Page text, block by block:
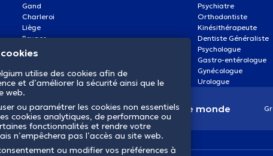
Gand
Charleroi
Liège
Bruges
Namur
Mons
Aalst Flandre-Orientale
Psychiatre
Orthodontiste
Kinésithérapeute
Dentiste Généraliste
Psychologue
Gastro-entérologue
Gynécologue
Urologue
Nous révolutionnons la santé dans le monde
utilise des cookies afin de
et d’améliorer la sécurité ainsi que le
web.
ou paramétrer les cookies non essentiels
cookies analytiques, de performance ou
fonctionnalités et rendre votre
n’empêchera pas l’accès au site web.
ou modifier vos préférences à